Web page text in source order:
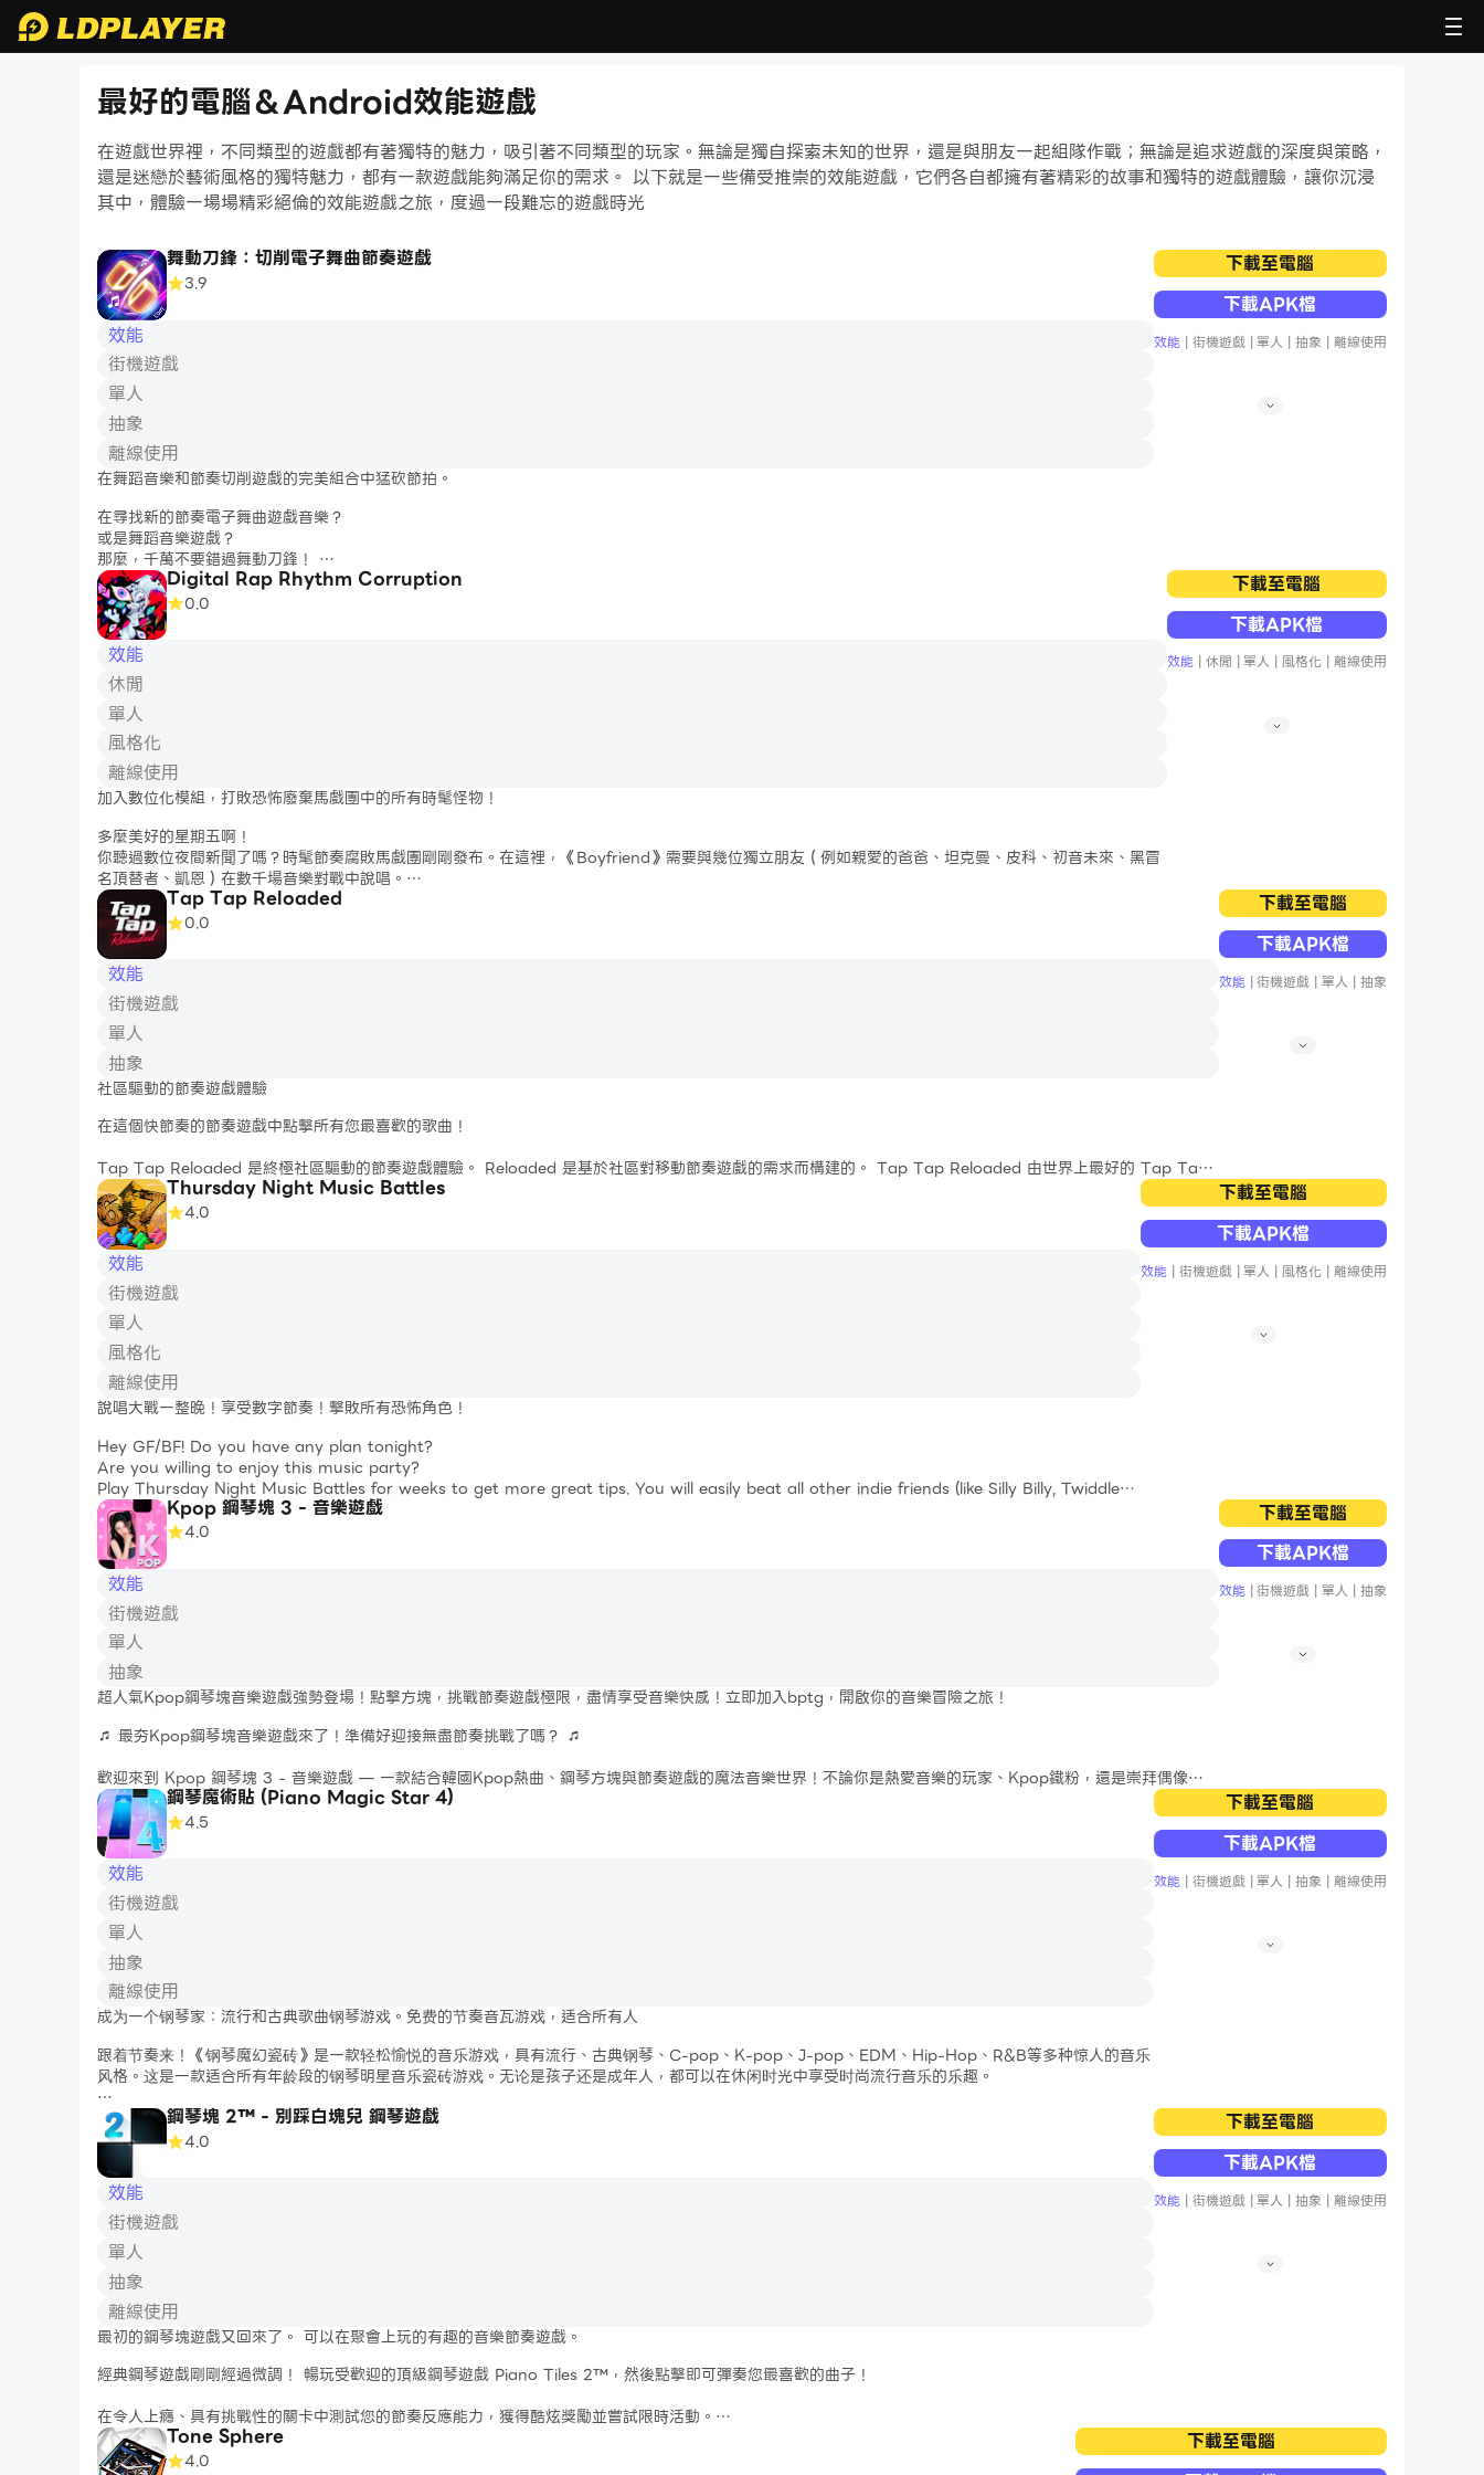
最好的電腦＆Android效能遊戲
在遊戲世界裡，不同類型的遊戲都有著獨特的魅力，吸引著不同類型的玩家。無論是獨自探索未知的世界，還是與朋友一起組隊作戰；無論是追求遊戲的深度與策略，
還是迷戀於藝術風格的獨特魅力，都有一款遊戲能夠滿足你的需求。 以下就是一些備受推崇的效能遊戲，它們各自都擁有著精彩的故事和獨特的遊戲體驗，讓你沉浸
其中，體驗一場場精彩絕倫的效能遊戲之旅，度過一段難忘的遊戲時光
舞動刀鋒：切削電子舞曲節奏遊戲
3.9
效能
街機遊戲
單人
抽象
離線使用
在舞蹈音樂和節奏切削遊戲的完美組合中猛砍節拍。
在尋找新的節奏電子舞曲遊戲音樂？
或是舞蹈音樂遊戲？
那麼，千萬不要錯過舞動刀鋒！
🕺 舞動刀鋒帶來身臨其境的節奏體驗，在之前的手機上從未見過！在充滿未來感覺的世界中，享受大量手工製作的關卡，踏著跳動的音樂節拍舞動前行。
在這個電子舞曲遊戲中，你可以在道路上切削、跳舞和停留多長時間？
👆簡單控制項
向右、向左、向上切，或完全不切！當節拍飛向你時，用手指作為刀鋒猛砍節拍。在舞動刀鋒中，你的手指將變成跳舞超級英雄！你能否在壓力下保持鎮定
並專注於切削所有舞蹈節拍？只有最有才華的節奏舞者才能征服高分榜首。
👍為什麼選擇舞動刀鋒？
▶️感受節奏：
樂。
▶️手工製作的關卡和音樂：與其他具有生成內容的節奏遊戲不同，舞動刀鋒中的音樂和關卡都由手工精確繪製，以增強音樂體驗。我們承諾提供與眾不同的
電子舞曲體驗！
▶️具有挑戰性的活動：在活動中完成目標
下載至電腦
下載APK檔
效能 | 街機遊戲 | 單人 | 抽象 | 離線使用
Digital Rap Rhythm Corruption
0.0
效能
休閒
單人
風格化
離線使用
加入數位化模組，打敗恐怖廢棄馬戲團中的所有時髦怪物！
多麼美好的星期五啊！
你聽過數位夜間新聞了嗎？時髦節奏腐敗馬戲團剛剛發布。在這裡，《Boyfriend》需要與幾位獨立朋友（例如親愛的爸爸、坦克曼、皮科、初音未來、黑冒
名頂替者、凱恩）在數千場音樂對戰中說唱。
🎪在一個腐敗的馬戲團，BF醒來發現周圍的一切都很奇怪。女朋友不在任何地方。 BF 的獨立朋友因黑暗腐敗而變成了恐怖怪物。
啊？試著克服時髦的數字挑戰，與賈克斯和波米等恐怖怪物一起在廢棄的馬戲團裡等待 BF。營救陷入危險的GF並逃離這裡。
遊戲玩法
✔️️ 容易玩耍：當彩色箭頭到達得分區域時點擊它們。按住長音符以獲得最高分。
✔️ 用所有難度模式挑戰自己：簡單、普通、困難或地獄。
✔️️感受數位節奏！搖滾節奏！擊敗所有時髦的大多數人！
✔️ 全週所有模組等著您探索。
✔️有趣的功能持續更新。
✔️ 令人驚嘆的圖形提供身臨其境的遊戲體驗。
✔️ 無需 wifi - 免費 - 每週更新。
您對恐怖節奏遊戲類型充滿熱情嗎？立即嘗試數位說唱
下載至電腦
下載APK檔
效能 | 休閒 | 單人 | 風格化 | 離線使用
Tap Tap Reloaded
0.0
效能
街機遊戲
單人
抽象
社區驅動的節奏遊戲體驗
在這個快節奏的節奏遊戲中點擊所有您最喜歡的歌曲！
Tap Tap Reloaded 是終極社區驅動的節奏遊戲體驗。 Reloaded 是基於社區對移動節奏遊戲的需求而構建的。 Tap Tap Reloaded 由世界上最好的 Tap Tap
玩家組成的高素質和經驗豐富的團隊提供支持。這個遊戲掌握在社區手中。這是我們的遊戲。
特徵：
<-- 在線多人遊戲！ --> 和你的朋友一起玩，結識新朋友！房間播放列表允許競技和休閒遊戲。
<-- 每週都有新歌！ --> 所以遊戲還沒有你最喜歡的歌曲。你可以改變它！提交請求並投票決定您接下來希望添加哪些歌曲。
<-- 可調節速度的練習模式！ --> 在歌曲的某個部分苦苦掙扎？直接跳到您選擇的部分。借助 Tap Tap 的這一全新功能，您可以更改音符速度，並根據需要選擇歌
曲中的多個部分！
<-- 完全可定制的遊戲玩法！ --> 無論是調整車道角度、音符速度、大小、顏色、背景顏色、高速公路設計……Reloaded 讓您自定義您的遊戲體驗。
<
下載至電腦
下載APK檔
效能 | 街機遊戲 | 單人 | 抽象
Thursday Night Music Battles
4.0
效能
街機遊戲
單人
風格化
離線使用
說唱大戰一整晚！享受數字節奏！擊敗所有恐怖角色！
Hey GF/BF! Do you have any plan tonight?
Are you willing to enjoy this music party?
Play Thursday Night Music Battles for weeks to get more great tips. You will easily beat all other indie friends (like Silly Billy, Twiddle
Finger) in digital music party.
*HOW TO ENJOY THIS MOD?*
Press at the arrow in time with the beat and the music to achieve the highest score.
Feel digital rhythm! Rock the beat! Rap in cg5 music! Beat all enemies from Indie cross!
*GAME FEATURE*
- Easy to pla
下載至電腦
下載APK檔
效能 | 街機遊戲 | 單人 | 風格化 | 離線使用
Kpop 鋼琴塊 3 - 音樂遊戲
4.0
效能
街機遊戲
單人
抽象
超人氣Kpop鋼琴塊音樂遊戲強勢登場！點擊方塊，挑戰節奏遊戲極限，盡情享受音樂快感！立即加入bptg，開啟你的音樂冒險之旅！
🎵 最夯Kpop鋼琴塊音樂遊戲來了！準備好迎接無盡節奏挑戰了嗎？ 🎵
歡迎來到 Kpop 鋼琴塊 3 - 音樂遊戲 — 一款結合韓國Kpop熱曲、鋼琴方塊與節奏遊戲的魔法音樂世界！不論你是熱愛音樂的玩家、Kpop鐵粉，還是崇拜偶像歌
手的舞台表現者，這裡都是你施展音樂魅力的最佳舞台。點擊節奏、揮灑指尖，跳進屬於你的無盡舞蹈冒險！
🌟 遊戲特色 🌟
- 超人氣Kpop歌曲：從BTS、BLACKPINK到最新韓國人氣神曲，跟著你最愛的歌手一起點擊熱唱！
- 鋼琴+方塊玩法：融合經典鋼琴塊與節奏方塊，手速和節奏感大考驗！
- 華麗音樂節奏：結合夢幻視覺與動感節拍，讓你沉浸在每首舞曲中！
- 排行榜爭霸：與來自全球的玩家較勁，登上節奏遊戲巔峰！
- 無需網路、離線暢玩：不管在家還是通勤，隨時開啟音樂挑戰！
🎮 輕鬆上手，難以放手
簡單點擊、長按與滑動操作，就能演奏出華麗樂章，感受音符流動的快感！
🧠 豐富模式、無盡樂趣
從節奏闖關到夢幻鋼琴，再到魔法琴鍵和跳跳球玩法，每個模式都是驚喜連連！
🔊 多元
下載至電腦
下載APK檔
效能 | 街機遊戲 | 單人 | 抽象
鋼琴魔術貼 (Piano Magic Star 4)
4.5
效能
街機遊戲
單人
抽象
離線使用
成为一个钢琴家：流行和古典歌曲钢琴游戏。免费的节奏音瓦游戏，适合所有人
跟着节奏来！《钢琴魔幻瓷砖》是一款轻松愉悦的音乐游戏，具有流行、古典钢琴、C-pop、K-pop、J-pop、EDM、Hip-Hop、R&B等多种惊人的音乐
风格。这是一款适合所有年龄段的钢琴明星音乐瓷砖游戏。无论是孩子还是成年人，都可以在休闲时光中享受时尚流行音乐的乐趣。
点击黑色瓷砖！您可以轻松地演奏一首歌曲。通过乐趣和轻松，钢琴曲的旋律和节奏将自由地在您的手指间流淌。
这也是测试您手速的好选择！
✌️游戏规则：
1. 点击黑色瓷砖。
2. 长瓷砖上按住并点击。
3. 快速点击双黑色瓷砖。
4. 别错过任何瓷砖。
✌️游戏特色：
1. 每周新增热门歌曲。
2. 无尽模式可供选择。
3. PVP和离线模式即将提供。
如果任何制作人或唱片公司对游戏中使用的任何音乐有问题，请发送电子邮件给我们，必要时会立即删除（包括使用的图像）。
下載至電腦
下載APK檔
效能 | 街機遊戲 | 單人 | 抽象 | 離線使用
鋼琴塊 2™ - 別踩白塊兒 鋼琴遊戲
4.0
效能
街機遊戲
單人
抽象
離線使用
最初的鋼琴塊遊戲又回來了。 可以在聚會上玩的有趣的音樂節奏遊戲。
經典鋼琴遊戲剛剛經過微調！ 暢玩受歡迎的頂級鋼琴遊戲 Piano Tiles 2™，然後點擊即可彈奏您最喜歡的曲子！
在令人上癮、具有挑戰性的關卡中測試您的節奏反應能力，獲得酷炫獎勵並嘗試限時活動。
在這款經典令人上癮的鋼琴遊戲的現代升級版中，點擊音樂塊來彈奏鋼琴歌曲。 當你點擊黑色磁磚時，讓鋼琴音樂變得像魔法一樣，在鋼琴關卡中不斷進
下載至電腦
下載APK檔
效能 | 街機遊戲 | 單人 | 抽象 | 離線使用
Tone Sphere
4.0
下載至電腦